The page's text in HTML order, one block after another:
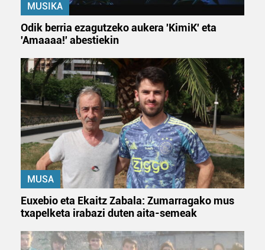
MUSIKA
Odik berria ezagutzeko aukera 'KimiK' eta
'Amaaaa!' abestiekin
MUSA
Euxebio eta Ekaitz Zabala: Zumarragako mus
txapelketa irabazi duten aita-semeak